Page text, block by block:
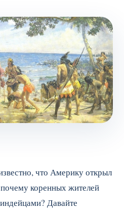
что Америку открыл
коренных жителей
Давайте